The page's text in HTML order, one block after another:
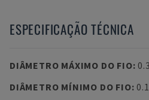
ESPECIFICAÇÃO TÉCNICA
DIÂMETRO MÁXIMO DO FIO:
DIÂMETRO MÍNIMO DO FIO: